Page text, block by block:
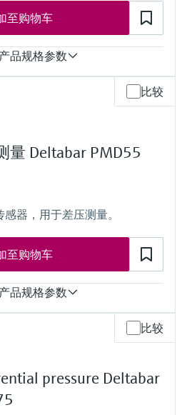
至购物车
品规格参数
比较
量 Deltabar PMD55
器，用于差压测量。
至购物车
品规格参数
比较
pressure Deltabar